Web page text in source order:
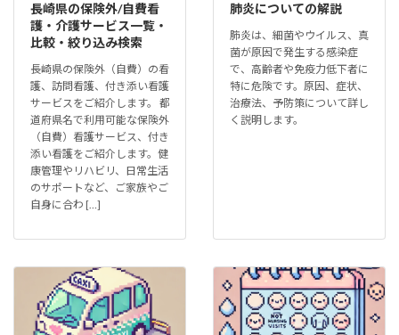
長崎県の保険外/自費看
護・介護サービス一覧・
比較・絞り込み検索
長崎県の保険外（自費）の看
護、訪問看護、付き添い看護
サービスをご紹介します。 都
道府県名で利用可能な保険外
（自費）看護サービス、付き
添い看護をご紹介します。健
康管理やリハビリ、日常生活
のサポートなど、ご家族やご
自身に合わ […]
肺炎についての解説
肺炎は、細菌やウイルス、真
菌が原因で発生する感染症
で、高齢者や免疫力低下者に
特に危険です。原因、症状、
治療法、予防策について詳し
く説明します。